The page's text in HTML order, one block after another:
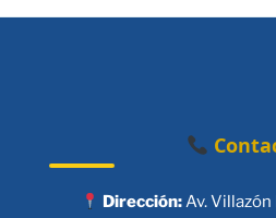
Dirección:Av. Villazón